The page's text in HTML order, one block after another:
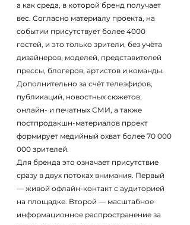
а как среда, в которой бренд получает
вес. Согласно материалу проекта, на
событии присутствует более 4000
гостей, и это только зрители, без учёта
дизайнеров, моделей, представителей
прессы, блогеров, артистов и команды.
Дополнительно за счёт телеэфиров,
публикаций, новостных сюжетов,
онлайн- и печатных СМИ, а также
постпродакшн-материалов проект
формирует медийный охват более 70 000
000 зрителей.
Для бренда это означает присутствие
сразу в двух потоках внимания. Первый
— живой офлайн-контакт с аудиторией
на площадке. Второй — масштабное
информационное распространение за